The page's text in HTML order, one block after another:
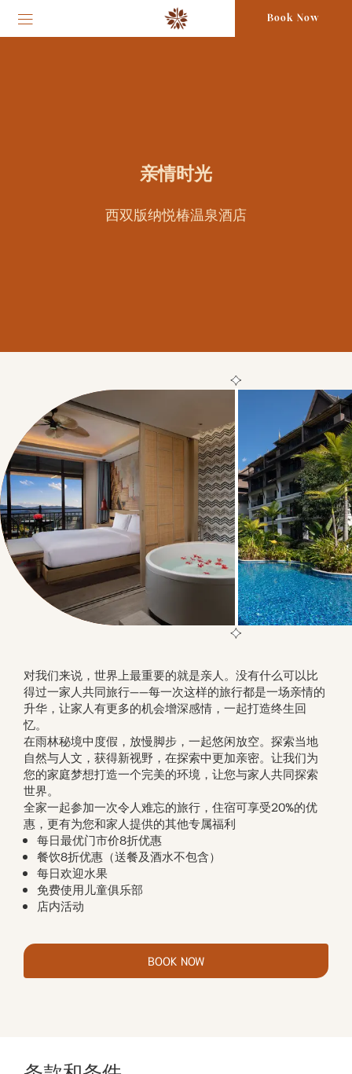
Book Now
亲情时光
西双版纳悦椿温泉酒店
对我们来说，世界上最重要的就是亲人。没有什么可以比
得过一家人共同旅行——每一次这样的旅行都是一场亲情的
升华，让家人有更多的机会增深感情，一起打造终生回
忆。
在雨林秘境中度假，放慢脚步，一起悠闲放空。探索当地
自然与人文，获得新视野，在探索中更加亲密。让我们为
您的家庭梦想打造一个完美的环境，让您与家人共同探索
世界。
全家一起参加一次令人难忘的旅行，住宿可享受20%的优
惠，更有为您和家人提供的其他专属福利
每日最优门市价8折优惠
餐饮8折优惠（送餐及酒水不包含）
每日欢迎水果
免费使用儿童俱乐部
店内活动
BOOK NOW